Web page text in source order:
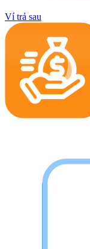
Ví trả sau